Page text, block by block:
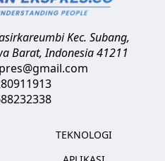
Kec. Subang,
Barat,Indonesia41211
TEKNOLOGI